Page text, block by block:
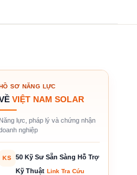
SƠ NĂNG LỰC
VIỆT NAM SOLAR
Năng lực, pháp lý và chứng nhận
nghiệp
KS
50 Kỹ Sư Sẵn Sàng Hỗ Trợ
Kỹ Thuật Link Tra Cứu